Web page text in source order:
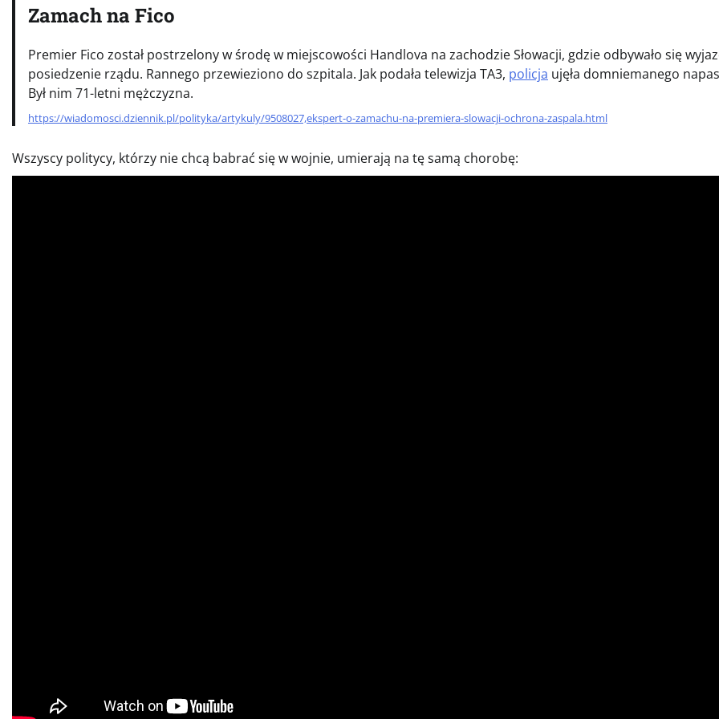
Zamach na Fico
Premier Fico został postrzelony w środę w miejscowości Handlova na zachodzie Słowacji, gdzie odbywało się
posiedzenie rządu. Rannego przewieziono do szpitala. Jak podała telewizja TA3, policja ujęła domniemanego
Był nim 71-letni mężczyzna.
https://wiadomosci.dziennik.pl/polityka/artykuly/9508027,ekspert-o-zamachu-na-premiera-slowacji-ochrona-zaspala.html
Wszyscy politycy, którzy nie chcą babrać się w wojnie, umierają na tę samą chorobę: